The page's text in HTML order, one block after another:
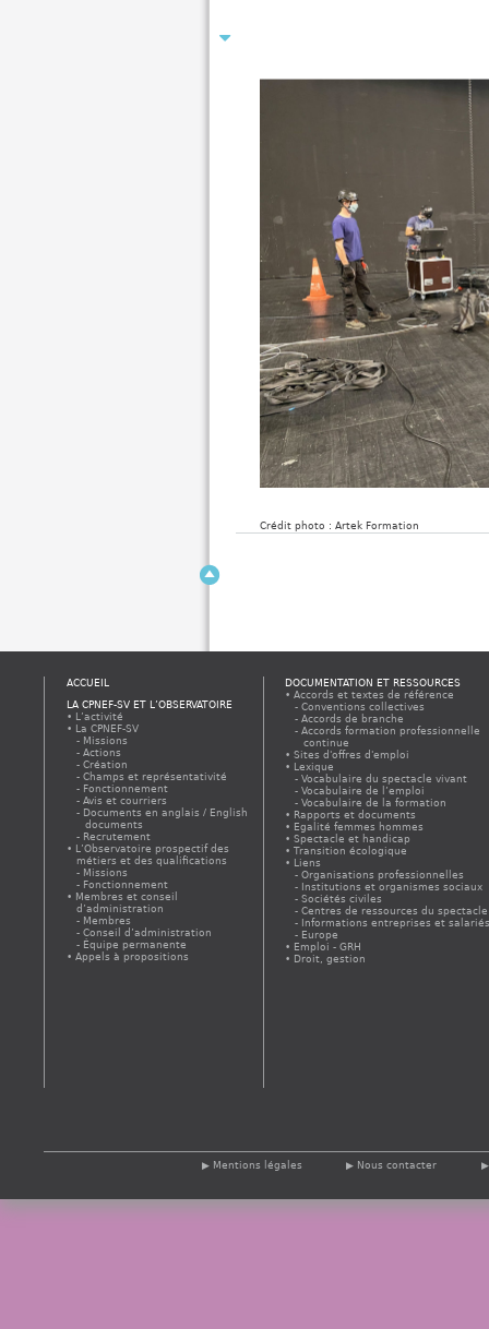
Crédit photo : Artek Formation
ACCUEIL
LA CPNEF-SV ET L’OBSERVATOIRE
L’activité
La CPNEF-SV
Missions
Actions
Création
Champs et représentativité
Fonctionnement
Avis et courriers
Documents en anglais / English
documents
Recrutement
L’Observatoire prospectif des
métiers et des qualifications
Missions
Fonctionnement
Membres et conseil
d’administration
Membres
Conseil d’administration
Équipe permanente
Appels à propositions
DOCUMENTATION ET RESSOURCES
Accords et textes de référence
Conventions collectives
Accords de branche
Accords formation professionnelle
continue
Sites d'offres d'emploi
Lexique
Vocabulaire du spectacle vivant
Vocabulaire de l’emploi
Vocabulaire de la formation
Rapports et documents
Egalité femmes hommes
Spectacle et handicap
Transition écologique
Liens
Organisations professionnelles
Institutions et organismes sociaux
Sociétés civiles
Centres de ressources du spectacle
Informations entreprises et
Europe
Emploi - GRH
Droit, gestion
Mentions légales Nous contacter